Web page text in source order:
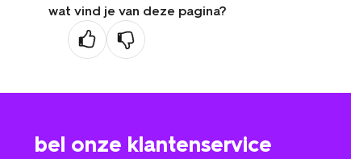
wat vind je van deze pagina?
bel onze klantenservice